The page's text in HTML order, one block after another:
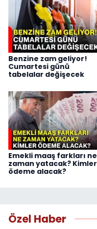
Benzine zam geliyor!
Cumartesi günü
tabelalar değişecek
Emekli maaş farkları ne
zaman yatacak? Kimler
ödeme alacak?
Özel Haber